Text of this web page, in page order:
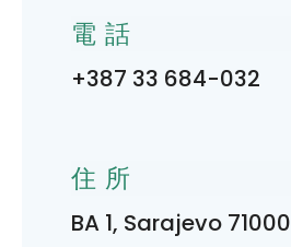
電話
+387 33 684-032
住所
BA 1, Sarajevo 71000